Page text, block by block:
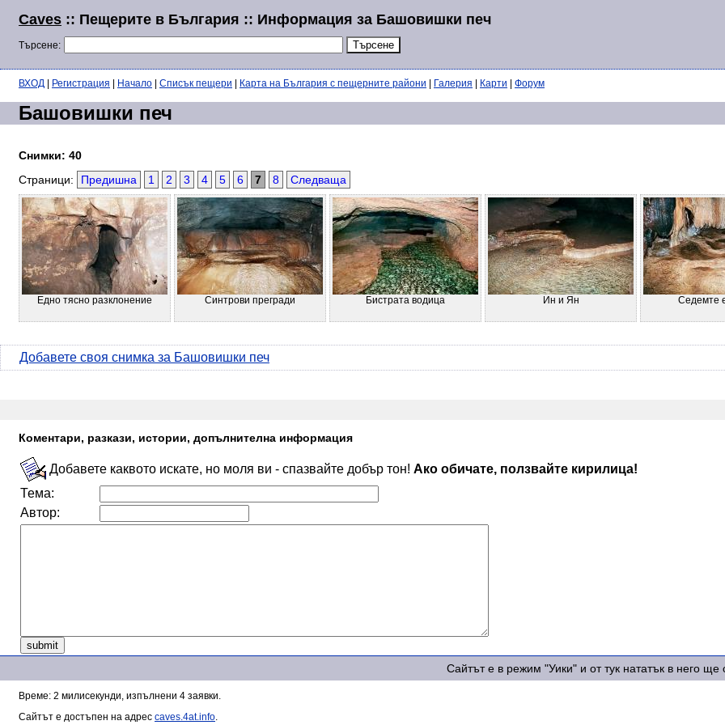
Caves :: Пещерите в България :: Информация за Башовишки печ
Търсене:
ВХОД Регистрация Начало Списък пещери Карта на България с пещерните райони Галерия Карти Форум
Башовишки печ
Снимки: 40
Страници:
Предишна 1 2 3 4 5 6 7 8 Следваща
Едно тясно разклонение Синтрови прегради Бистрата водица Ин и Ян Седемте
Добавете своя снимка за Башовишки печ
Коментари, разкази, истории, допълнителна информация
Добавете каквото искате, но моля ви - спазвайте добър тон! Ако обичате, ползвайте кирилица!
Тема:
Автор:
Сайтът е в режим "Уики" и от тук нататък в него
Време: 2 милисекунди, изпълнени 4 заявки.
Сайтът е достъпен на адрес caves.4at.info.